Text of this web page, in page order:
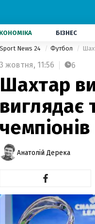
БІЗНЕС
Sport News 24 Футбол
3 жовтня, 11:56 6
Шахтар
виглядає
Анатолій Дерека